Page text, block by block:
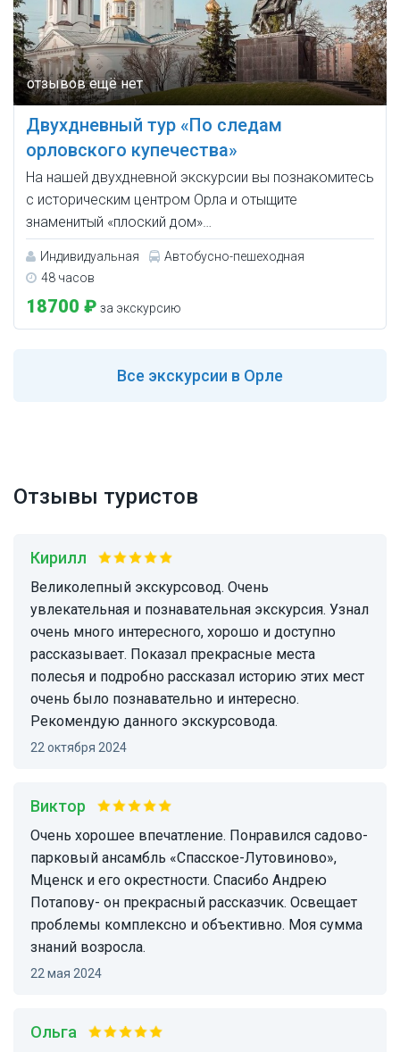
Двухдневный тур «По следам
орловского купечества»
На нашей двухдневной экскурсии вы познакомитесь
с историческим центром Орла и отыщите
знаменитый «плоский дом»…
Индивидуальная
Автобусно-пешеходная
48 часов
18700 ₽ за экскурсию
Все экскурсии в Орле
Отзывы туристов
Кирилл
Великолепный экскурсовод. Очень
увлекательная и познавательная экскурсия. Узнал
очень много интересного, хорошо и доступно
рассказывает. Показал прекрасные места
полесья и подробно рассказал историю этих мест
очень было познавательно и интересно.
Рекомендую данного экскурсовода.
22 октября 2024
Виктор
Очень хорошее впечатление. Понравился садово-
парковый ансамбль «Спасское-Лутовиново»,
Мценск и его окрестности. Спасибо Андрею
Потапову- он прекрасный рассказчик. Освещает
проблемы комплексно и объективно. Моя сумма
знаний возросла.
22 мая 2024
Ольга